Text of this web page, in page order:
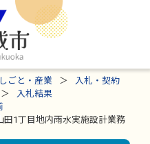
しごと・産業
入札・契約
入札結果
1丁目地内雨水実施設計業務